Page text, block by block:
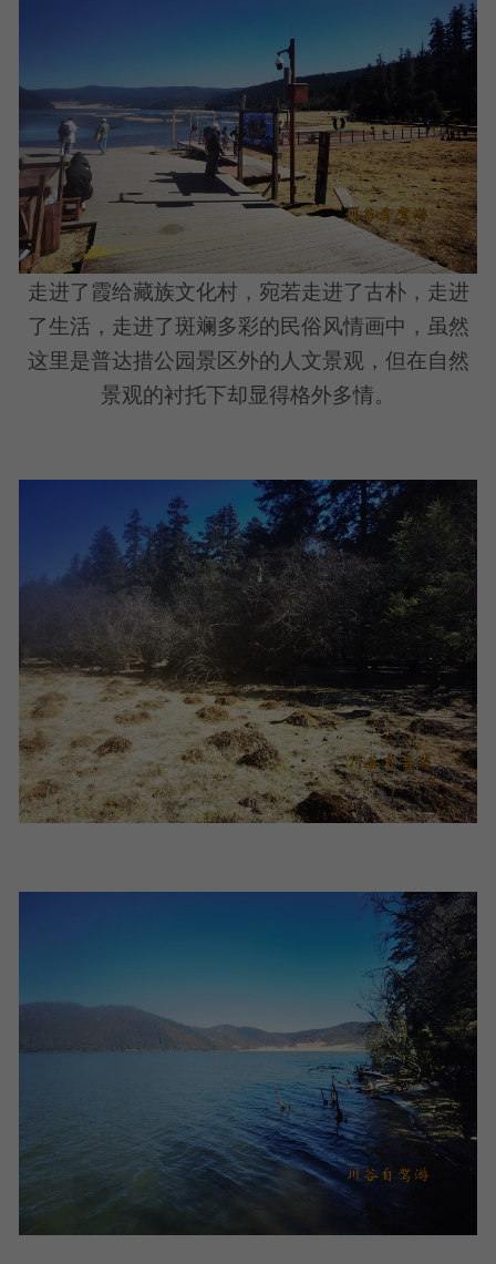
走进了霞给藏族文化村，宛若走进了古朴，走进
了生活，走进了斑斓多彩的民俗风情画中，虽然
这里是普达措公园景区外的人文景观，但在自然
景观的衬托下却显得格外多情。